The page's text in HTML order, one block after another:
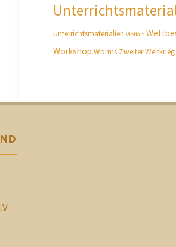
Unterrichtsmaterialien Vielfalt
Workshop Worms Zweiter Weltkrieg